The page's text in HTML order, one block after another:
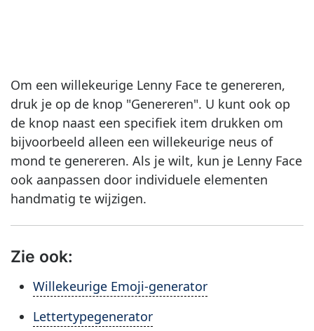
Om een ​​willekeurige Lenny Face te genereren,
druk je op de knop "Genereren". U kunt ook op
de knop naast een specifiek item drukken om
bijvoorbeeld alleen een willekeurige neus of
mond te genereren. Als je wilt, kun je Lenny Face
ook aanpassen door individuele elementen
handmatig te wijzigen.
Zie ook:
Willekeurige Emoji-generator
Lettertypegenerator